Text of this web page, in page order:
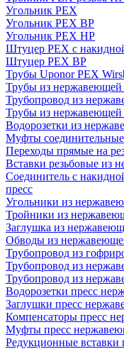
Угольник PEX
Угольник PEX ВР
Угольник PEX НР
Штуцер PEX c
Штуцер PEX ВР
Трубы Uponor PEX
Трубы из
Трубопровод из
Трубы из нержавеющей
Водорозетки из
Муфты
Переходы прямые на
Вставки резьбовые из
Соединитель с
пресс
Угольники из
Тройники из
Заглушка из
Обводы из
Трубопровод из
Трубопровод из
Трубопровод из
Водорозетки пресс
Заглушки пресс
Компенсаторы пресс
Муфты пресс
Редукционные вставки